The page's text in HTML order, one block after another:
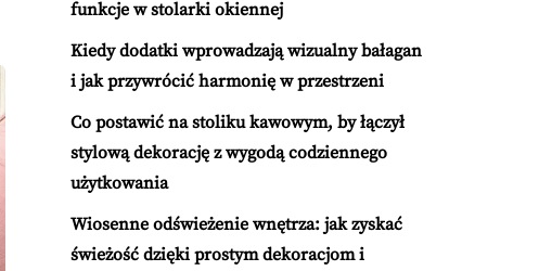
funkcje w stolarki okiennej
Kiedy dodatki wprowadzają wizualny bałagan
i jak przywrócić harmonię w przestrzeni
Co postawić na stoliku kawowym, by łączył
stylową dekorację z wygodą codziennego
użytkowania
Wiosenne odświeżenie wnętrza: jak zyskać
świeżość dzięki prostym dekoracjom i